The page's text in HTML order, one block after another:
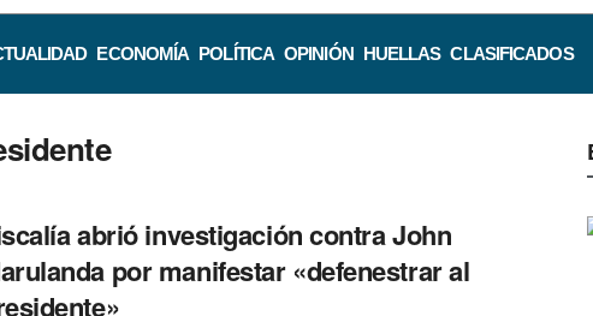
ECONOMÍA POLÍTICA OPINIÓN HUELLAS CLASIFICADOS
abrió investigación contra John
por manifestar «defenestrar al